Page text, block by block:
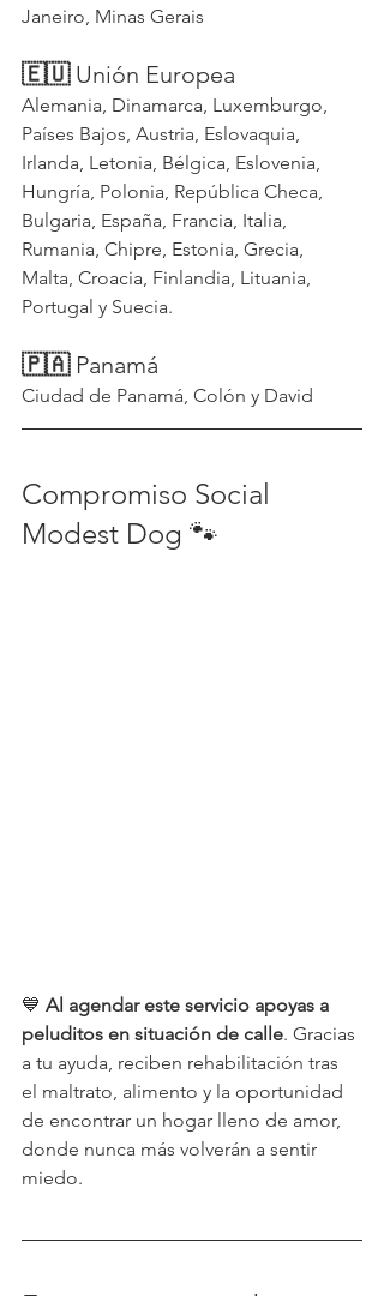
Janeiro, Minas Gerais
🇪🇺 Unión Europea
Alemania, Dinamarca, Luxemburgo,
Países Bajos, Austria, Eslovaquia,
Irlanda, Letonia, Bélgica, Eslovenia,
Hungría, Polonia, República Checa,
Bulgaria, España, Francia, Italia,
Rumania, Chipre, Estonia, Grecia,
Malta, Croacia, Finlandia, Lituania,
Portugal y Suecia.
🇵🇦 Panamá
Ciudad de Panamá, Colón y David
Compromiso Social
Modest Dog 🐾
💙 Al agendar este servicio apoyas a
peluditos en situación de calle. Gracias
a tu ayuda, reciben rehabilitación tras
el maltrato, alimento y la oportunidad
de encontrar un hogar lleno de amor,
donde nunca más volverán a sentir
miedo.